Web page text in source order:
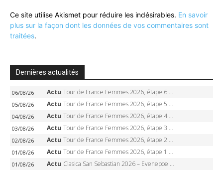
Ce site utilise Akismet pour réduire les indésirables. En savoir
plus sur la façon dont les données de vos commentaires sont
traitées.
Dernières actualités
06/08/26 Actu Tour de France Femmes 2026, étape 6 – Kim Le Court-Pienaar gagne à Tournon, Reusser en jaune
05/08/26 Actu Tour de France Femmes 2026, étape 5 – Demi Vollering gagne à Belleville, Reusser en jaune, Ferrand-Prévot coule
04/08/26 Actu Tour de France Femmes 2026, étape 4 – Marlen Reusser écrase le chrono, Ferrand-Prévot en crise
03/08/26 Actu Tour de France Femmes 2026, étape 3 – Sigrid Haugset en solitaire, 88 km d’échappée, maillot jaune
02/08/26 Actu Tour de France Femmes 2026, étape 2 – Lorena Wiebes doublé à Genève, Markus héroïque, 7e record
01/08/26 Actu Tour de France Femmes 2026, étape 1 – Lorena Wiebes intouchable à Lausanne, premier maillot jaune
01/08/26 Actu Clasica San Sebastian 2026 – Evenepoel recordman, 4e victoire, Carapaz battu au sprint